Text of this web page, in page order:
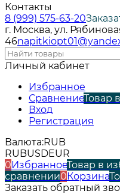
Контакты
8 (999) 575-63-20
г. Москва, ул.
46
Личный кабинет
Избранное
СравнениеТовар
Вход
Регистрация
Валюта:RUB
RUBUSDEUR
0ИзбранноеТовар в
сравнении0Корзина
Заказать обратный